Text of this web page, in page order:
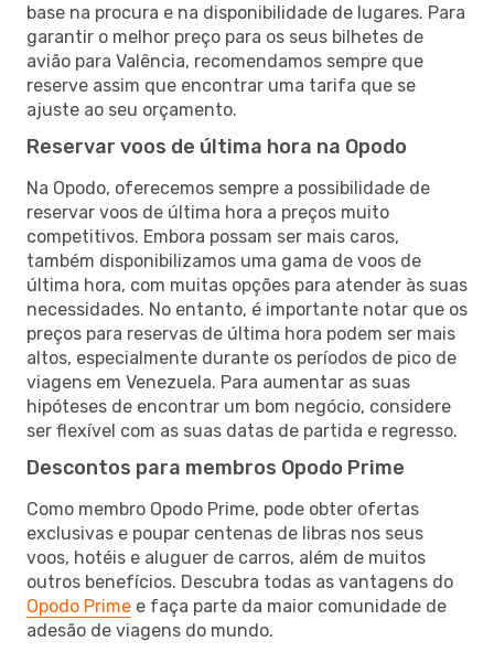
base na procura e na disponibilidade de lugares. Para
garantir o melhor preço para os seus bilhetes de
avião para Valência, recomendamos sempre que
reserve assim que encontrar uma tarifa que se
ajuste ao seu orçamento.
Reservar voos de última hora na Opodo
Na Opodo, oferecemos sempre a possibilidade de
reservar voos de última hora a preços muito
competitivos. Embora possam ser mais caros,
também disponibilizamos uma gama de voos de
última hora, com muitas opções para atender às suas
necessidades. No entanto, é importante notar que os
preços para reservas de última hora podem ser mais
altos, especialmente durante os períodos de pico de
viagens em Venezuela. Para aumentar as suas
hipóteses de encontrar um bom negócio, considere
ser flexível com as suas datas de partida e regresso.
Descontos para membros Opodo Prime
Como membro Opodo Prime, pode obter ofertas
exclusivas e poupar centenas de libras nos seus
voos, hotéis e aluguer de carros, além de muitos
outros benefícios. Descubra todas as vantagens do
Opodo Prime e faça parte da maior comunidade de
adesão de viagens do mundo.